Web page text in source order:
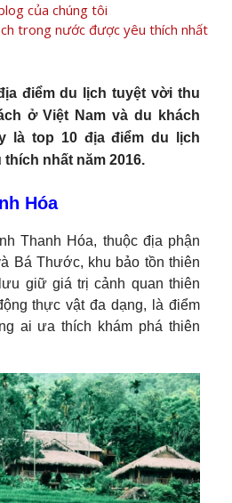
của chúng tôi
trong nước được yêu thích nhất
điểm du lịch tuyệt vời thu
ở Việt Nam và du khách
là top 10 địa điểm du lịch
nhất năm 2016.
Hóa
Thanh Hóa, thuộc địa phận
Bá Thước, khu bảo tồn thiên
giữ giá trị cảnh quan thiên
thực vật đa dạng, là điểm
ai ưa thích khám phá thiên